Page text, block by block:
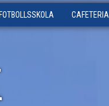
CAFETERIA